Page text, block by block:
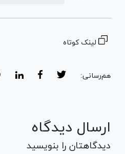
لینک کوتاه
هم‌رسانی:
ارسال دیدگاه
دیدگاهتان را بنویسید